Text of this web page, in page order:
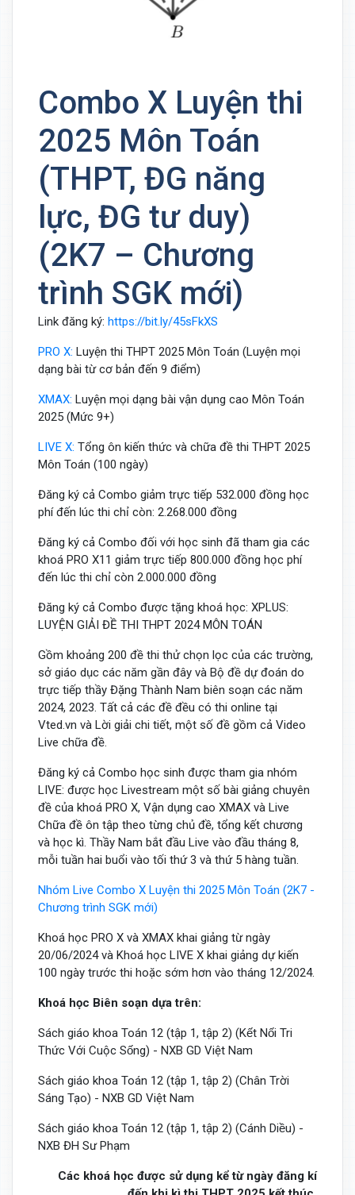
Combo X Luyện thi
2025 Môn Toán
(THPT, ĐG năng
lực, ĐG tư duy)
(2K7 – Chương
trình SGK mới)
Link đăng ký: https://bit.ly/45sFkXS
PRO X: Luyện thi THPT 2025 Môn Toán (Luyện mọi
dạng bài từ cơ bản đến 9 điểm)
XMAX: Luyện mọi dạng bài vận dụng cao Môn Toán
2025 (Mức 9+)
LIVE X: Tổng ôn kiến thức và chữa đề thi THPT 2025
Môn Toán (100 ngày)
Đăng ký cả Combo giảm trực tiếp 532.000 đồng học
phí đến lúc thi chỉ còn: 2.268.000 đồng
Đăng ký cả Combo đối với học sinh đã tham gia các
khoá PRO X11 giảm trực tiếp 800.000 đồng học phí
đến lúc thi chỉ còn 2.000.000 đồng
Đăng ký cả Combo được tặng khoá học: XPLUS:
LUYỆN GIẢI ĐỀ THI THPT 2024 MÔN TOÁN
Gồm khoảng 200 đề thi thử chọn lọc của các trường,
sở giáo dục các năm gần đây và Bộ đề dự đoán do
trực tiếp thầy Đặng Thành Nam biên soạn các năm
2024, 2023. Tất cả các đề đều có thi online tại
Vted.vn và Lời giải chi tiết, một số đề gồm cả Video
Live chữa đề.
Đăng ký cả Combo học sinh được tham gia nhóm
LIVE: được học Livestream một số bài giảng chuyên
đề của khoá PRO X, Vận dụng cao XMAX và Live
Chữa đề ôn tập theo từng chủ đề, tổng kết chương
và học kì. Thầy Nam bắt đầu Live vào đầu tháng 8,
mỗi tuần hai buổi vào tối thứ 3 và thứ 5 hàng tuần.
Nhóm Live Combo X Luyện thi 2025 Môn Toán (2K7 -
Chương trình SGK mới)
Khoá học PRO X và XMAX khai giảng từ ngày
20/06/2024 và Khoá học LIVE X khai giảng dự kiến
100 ngày trước thi hoặc sớm hơn vào tháng 12/2024.
Khoá học Biên soạn dựa trên:
Sách giáo khoa Toán 12 (tập 1, tập 2) (Kết Nối Tri
Thức Với Cuộc Sống) - NXB GD Việt Nam
Sách giáo khoa Toán 12 (tập 1, tập 2) (Chân Trời
Sáng Tạo) - NXB GD Việt Nam
Sách giáo khoa Toán 12 (tập 1, tập 2) (Cánh Diều) -
NXB ĐH Sư Phạm
Các khoá học được sử dụng kể từ ngày đăng kí